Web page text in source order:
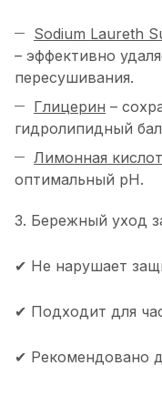
Sodium Laureth
– эффективно
пересушивания.
Глицерин –
гидролипидный
Лимонная
оптимальный pH.
3. Бережный уход
✔ Не нарушает
✔ Подходит для
✔ Рекомендовано